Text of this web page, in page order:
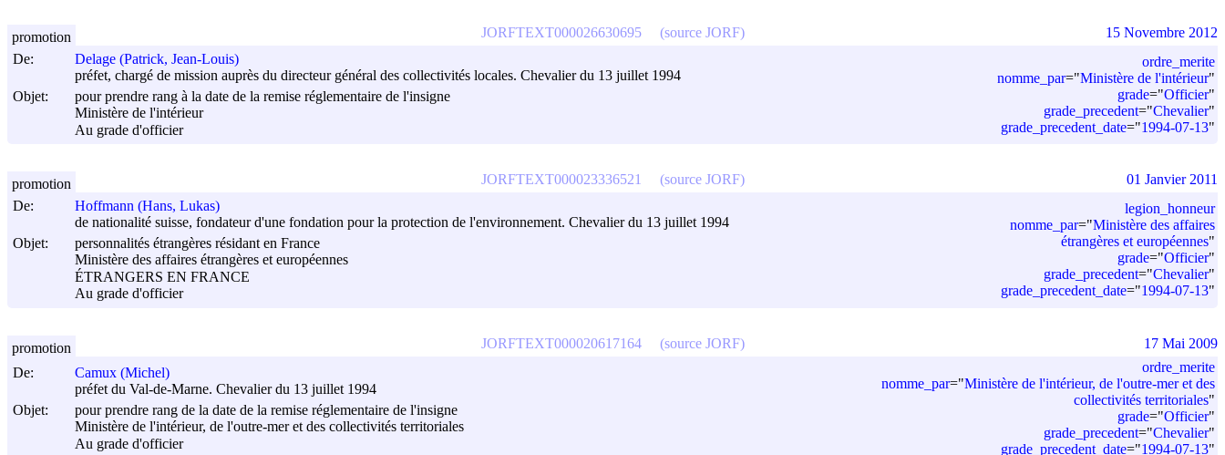
De:
Delage (Patrick, Jean-Louis)
préfet, chargé de mission auprès du directeur général des collectivités locales. Chevalier du 13 juillet 1994
Objet:
pour prendre rang à la date de la remise réglementaire de l'insigne
Ministère de l'intérieur
Au grade d'officier
ordre_merite
nomme_par="Ministère de l'intérieur"
grade="Officier"
grade_precedent="Chevalier"
grade_precedent_date="1994-07-13"
JORFTEXT000026630695 (source JORF)
promotion 15 Novembre 2012
De:
Hoffmann (Hans, Lukas)
de nationalité suisse, fondateur d'une fondation pour la protection de l'environnement. Chevalier du 13 juillet 1994
Objet:
personnalités étrangères résidant en France
Ministère des affaires étrangères et européennes
ÉTRANGERS EN FRANCE
Au grade d'officier
legion_honneur
nomme_par="Ministère des affaires
étrangères et européennes"
grade="Officier"
grade_precedent="Chevalier"
grade_precedent_date="1994-07-13"
JORFTEXT000023336521 (source JORF)
promotion 01 Janvier 2011
De:
Camux (Michel)
préfet du Val-de-Marne. Chevalier du 13 juillet 1994
Objet:
pour prendre rang de la date de la remise réglementaire de l'insigne
Ministère de l'intérieur, de l'outre-mer et des collectivités territoriales
Au grade d'officier
ordre_merite
nomme_par="Ministère de l'intérieur, de l'outre-mer et des
collectivités territoriales"
grade="Officier"
grade_precedent="Chevalier"
grade_precedent_date="1994-07-13"
JORFTEXT000020617164 (source JORF)
promotion 17 Mai 2009